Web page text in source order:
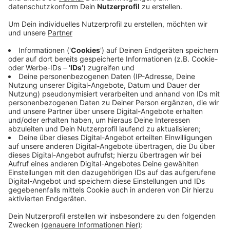
legte Ísak Jóhannesson in Überzahl mit dem
zweiten Treffer nach.
Veröffentlicht:Sonntag, 14.04.2024 08:49
Anzeige
Trainer Daniel Thioune setze in der Partie auf dieselbe
Mannschaftsbesetzung wie tags zuvor gegen
Eintracht Braunschweig.
Die Fortuna liegt nun mit 52 Punkten auf Rang 3 der
Tabelle. Für die Düsseldorfer geht es am nächsten
Samstag (20. April) mit dem Heimspiel gegen Greuther
Fürth weiter.
Anzeige